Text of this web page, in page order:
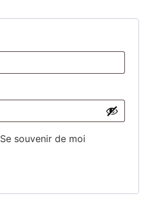
Se souvenir de moi